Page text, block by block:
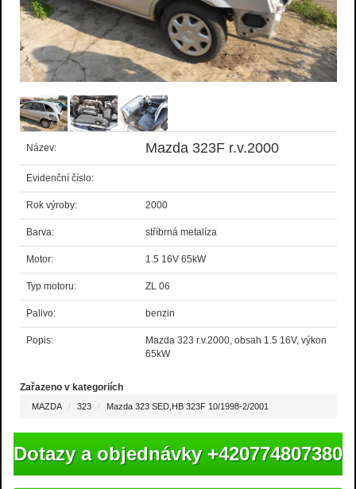
Název: Mazda 323F r.v.2000
Evidenční číslo:
Rok výroby: 2000
Barva: stříbrná metalíza
Motor: 1.5 16V 65kW
Typ motoru: ZL 06
Palivo: benzin
Popis:
Mazda 323 r.v.2000, obsah 1.5 16V, výkon
65kW
Zařazeno v kategoriích
MAZDA 323 Mazda 323 SED,HB 323F 10/1998-2/2001
Dotazy a objednávky +420774807380